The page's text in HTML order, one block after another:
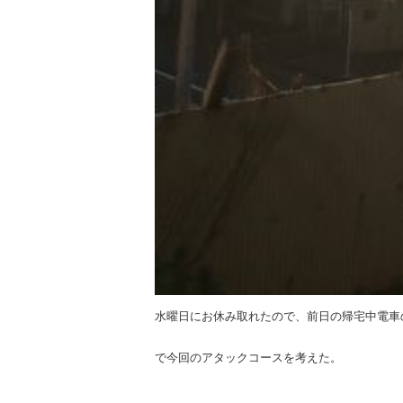
水曜日にお休み取れたので、前日の帰宅中電車
で今回のアタックコースを考えた。